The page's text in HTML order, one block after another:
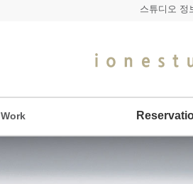
스튜디오 정
Work